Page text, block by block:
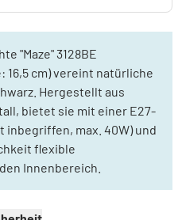
"Maze" 3128BE
16,5 cm) vereint natürliche
Hergestellt aus
bietet sie mit einer E27-
max. 40W) und
flexible
Innenbereich.